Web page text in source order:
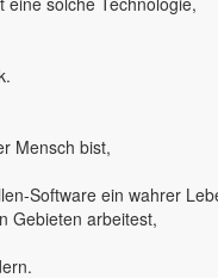
Mensch bist,
Software ein wahrer
Gebieten arbeitest,